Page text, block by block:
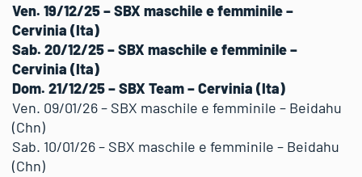
Ven. 19/12/25 – SBX maschile e femminile –
Cervinia (Ita)
Sab. 20/12/25 – SBX maschile e femminile –
Cervinia (Ita)
Dom. 21/12/25 – SBX Team – Cervinia (Ita)
Ven. 09/01/26 – SBX maschile e femminile – Beidahu
(Chn)
Sab. 10/01/26 – SBX maschile e femminile – Beidahu
(Chn)